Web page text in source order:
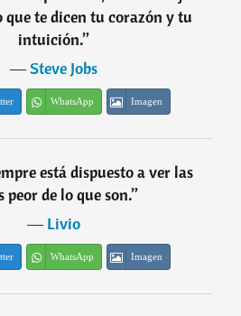
que te dicen tu corazón y tu
intuición.”
―Steve Jobs
WhatsApp Imagen
está dispuesto a ver las
peor de lo que son.”
―Livio
WhatsApp Imagen